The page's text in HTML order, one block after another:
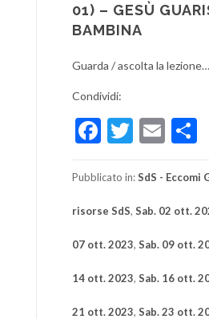
01) – GESÙ
BAMBINA
Guarda / ascolta la lezione…
Condividi:
Facebook
Twitter
Pubblicato in:SdS - Eccomi
risorse SdS, Sab. 02 ott.
07 ott. 2023, Sab. 09 ott.
14 ott. 2023, Sab. 16 ott.
21 ott. 2023, Sab. 23 ott.